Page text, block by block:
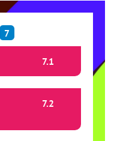
7
7.1
7.2